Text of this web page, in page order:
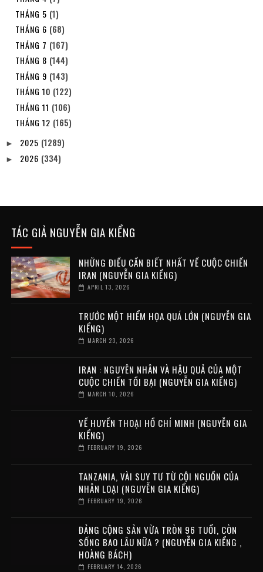
THÁNG 5 (1)
THÁNG 6 (68)
THÁNG 7 (167)
THÁNG 8 (144)
THÁNG 9 (143)
THÁNG 10 (122)
THÁNG 11 (106)
THÁNG 12 (165)
► 2025 (1289)
► 2026 (334)
TÁC GIẢ NGUYỄN GIA KIỂNG
NHỮNG ĐIỀU CẦN BIẾT NHẤT VỀ CUỘC CHIẾN
IRAN (NGUYỄN GIA KIỂNG)
APRIL 13, 2026
TRƯỚC MỘT HIỂM HỌA QUÁ LỚN (NGUYỄN GIA
KIỂNG)
MARCH 23, 2026
IRAN : NGUYÊN NHÂN VÀ HẬU QUẢ CỦA MỘT
CUỘC CHIẾN TỒI BẠI (NGUYỄN GIA KIỂNG)
MARCH 10, 2026
VỀ HUYỀN THOẠI HỒ CHÍ MINH (NGUYỄN GIA
KIỂNG)
FEBRUARY 19, 2026
TANZANIA, VÀI SUY TƯ TỪ CỘI NGUỒN CỦA
NHÂN LOẠI (NGUYỄN GIA KIỂNG)
FEBRUARY 19, 2026
ĐẢNG CỘNG SẢN VỪA TRÒN 96 TUỔI, CÒN
SỐNG BAO LÂU NỮA ? (NGUYỄN GIA KIỂNG ,
HOÀNG BÁCH)
FEBRUARY 14, 2026